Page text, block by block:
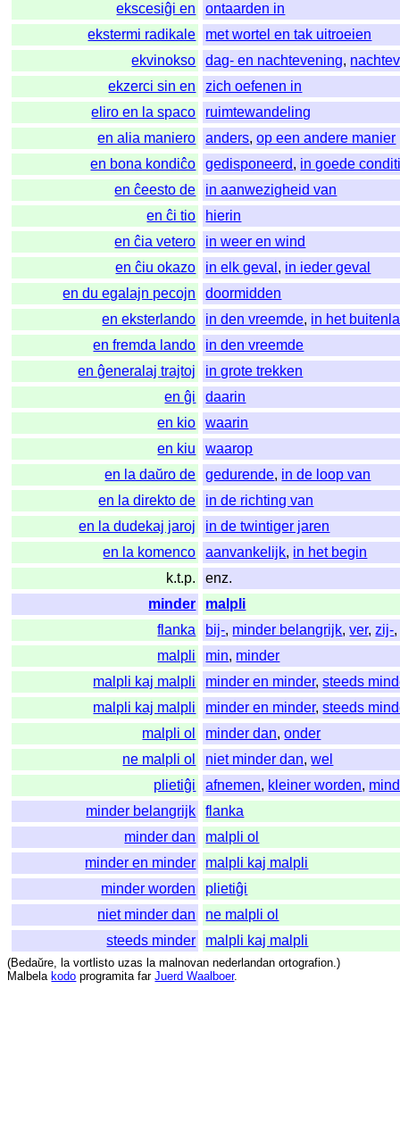
ekscesiĝi en
ontaarden in
ekstermi radikale
met wortel en tak uitroeien
ekvinokso
dag- en nachtevening,
ekzerci sin en
zich oefenen in
eliro en la spaco
ruimtewandeling
en alia maniero
anders,op een andere manier
en bona kondiĉo
gedisponeerd, in goede
en ĉeesto de
in aanwezigheid van
en ĉi tio
hierin
en ĉia vetero
in weer en wind
en ĉiu okazo
in elk geval , in ieder geval
en du egalajn pecojn
doormidden
en eksterlando
in den vreemde, in het
en fremda lando
in den vreemde
en ĝeneralaj trajtoj
in grote trekken
en ĝi
daarin
en kio
waarin
en kiu
waarop
en la daŭro de
gedurende, in de loop van
en la direkto de
in de richting van
en la dudekaj jaroj
in de twintiger jaren
en la komenco
aanvankelijk, in het begin
k.t.p.
enz.
minder
malpli
flanka
bij-, minder belangrijk,ver,zij-
malpli
min, minder
malpli kaj malpli
minder en minder,steeds
malpli kaj malpli
minder en minder,steeds
malpli ol
minder dan,onder
ne malpli ol
niet minder dan,wel
plietiĝi
afnemen, kleiner worden,
minder belangrijk
flanka
minder dan
malpli ol
minder en minder
malpli kaj malpli
minder worden
plietiĝi
niet minder dan
ne malpli ol
steeds minder
malpli kaj malpli
(Bedaŭre, la vortlisto uzas la malnovan nederlandan ortografion.)
Malbela kodo programita far Juerd Waalboer.